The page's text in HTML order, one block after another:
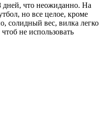
дней, что неожиданно. На
но все целое, кроме
солидный вес, вилка легко
не использовать